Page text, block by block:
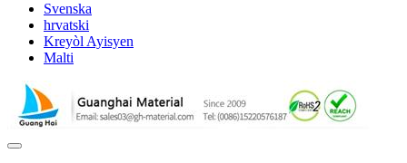
Svenska
hrvatski
Kreyòl Ayisyen
Malti